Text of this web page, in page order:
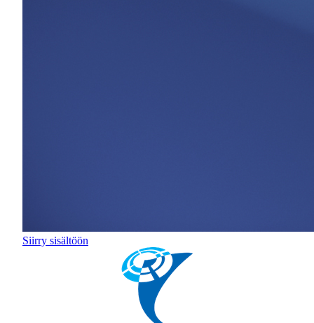
Siirry sisältöön